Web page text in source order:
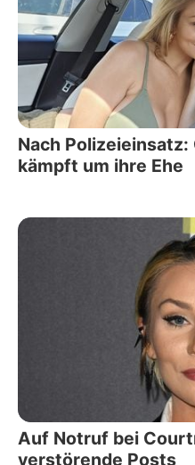
Nach
kämpft um ihre Ehe
Auf Notruf bei
verstörende Posts